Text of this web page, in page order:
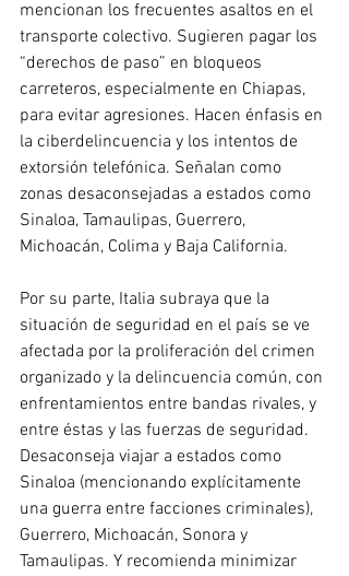
mencionan los frecuentes asaltos en el
transporte colectivo. Sugieren pagar los
“derechos de paso” en bloqueos
carreteros, especialmente en Chiapas,
para evitar agresiones. Hacen énfasis en
la ciberdelincuencia y los intentos de
extorsión telefónica. Señalan como
zonas desaconsejadas a estados como
Sinaloa, Tamaulipas, Guerrero,
Michoacán, Colima y Baja California.
Por su parte, Italia subraya que la
situación de seguridad en el país se ve
afectada por la proliferación del crimen
organizado y la delincuencia común, con
enfrentamientos entre bandas rivales, y
entre éstas y las fuerzas de seguridad.
Desaconseja viajar a estados como
Sinaloa (mencionando explícitamente
una guerra entre facciones criminales),
Guerrero, Michoacán, Sonora y
Tamaulipas. Y recomienda minimizar